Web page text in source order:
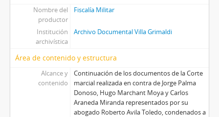
Nombre del
productor
Fiscalía Militar
Institución
archivística
Archivo Documental Villa Grimaldi
Área de contenido y estructura
Alcance y
contenido
Continuación de los documentos de la Corte
marcial realizada en contra de Jorge Palma
Donoso, Hugo Marchant Moya y Carlos
Araneda Miranda representados por su
abogado Roberto Avila Toledo, condenados a